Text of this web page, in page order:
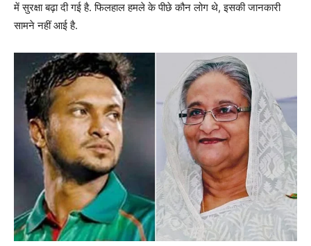
में सुरक्षा बढ़ा दी गई है. फिलहाल हमले के पीछे कौन लोग थे, इसकी जानकारी
सामने नहीं आई है.